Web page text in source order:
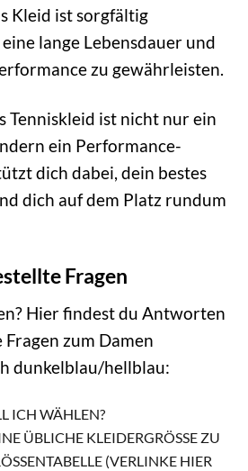
Kleid ist sorgfältig
lange Lebensdauer und
zu gewährleisten.
Tenniskleid ist nicht nur ein
ein Performance-
dich dabei, dein bestes
dich auf dem Platz rundum
Fragen
Hier findest du Antworten
zum Damen
dunkelblau/hellblau:
ICH WÄHLEN?
ÜBLICHE KLEIDERGRÖSSE ZU W
(VERLINKE HIER ZU